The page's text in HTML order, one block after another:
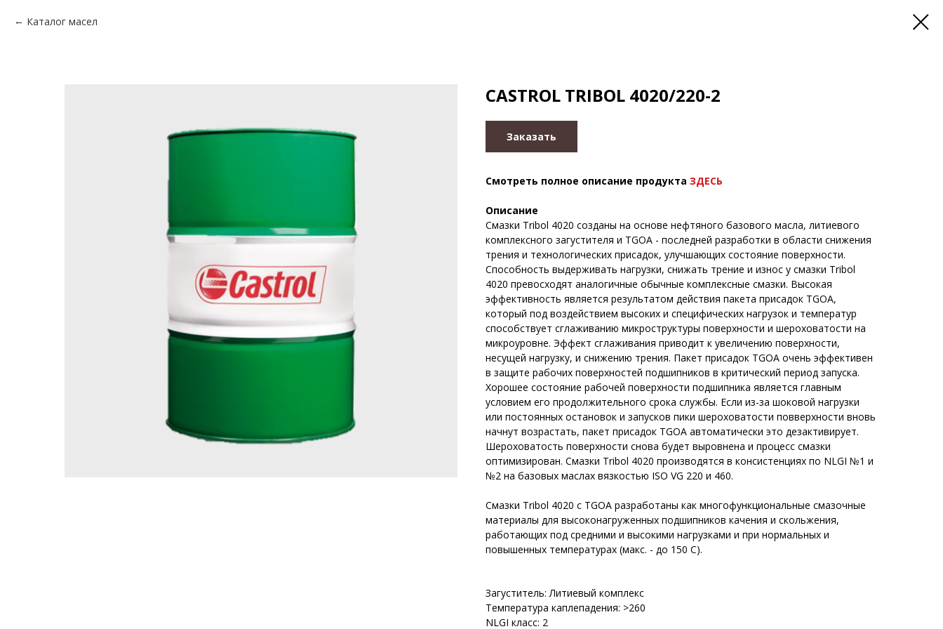
Каталог масел
CASTROL TRIBOL 4020/220-2
Заказать
Смотреть полное описание продукта ЗДЕСЬ
Описание
Смазки Tribol 4020 созданы на основе нефтяного базового масла, литиевого
комплексного загустителя и TGOA - последней разработки в области снижения
трения и технологических присадок, улучшающих состояние поверхности.
Способность выдерживать нагрузки, снижать трение и износ у смазки Tribol
4020 превосходят аналогичные обычные комплексные смазки. Высокая
эффективность является результатом действия пакета присадок TGOA,
который под воздействием высоких и специфических нагрузок и температур
способствует сглаживанию микроструктуры поверхности и шероховатости на
микроуровне. Эффект сглаживания приводит к увеличению поверхности,
несущей нагрузку, и снижению трения. Пакет присадок TGOA очень эффективен
в защите рабочих поверхностей подшипников в критический период запуска.
Хорошее состояние рабочей поверхности подшипника является главным
условием его продолжительного срока службы. Если из-за шоковой нагрузки
или постоянных остановок и запусков пики шероховатости повверхности вновь
начнут возрастать, пакет присадок TGOA автоматически это дезактивирует.
Шероховатость поверхности снова будет выровнена и процесс смазки
оптимизирован. Смазки Tribol 4020 производятся в консистенциях по NLGI №1 и
№2 на базовых маслах вязкостью ISO VG 220 и 460.
Смазки Tribol 4020 с TGOA разработаны как многофункциональные смазочные
материалы для высоконагруженных подшипников качения и скольжения,
работающих под средними и высокими нагрузками и при нормальных и
повышенных температурах (макс. - до 150 С).
Загуститель: Литиевый комплекс
Температура каплепадения: >260
NLGI класс: 2